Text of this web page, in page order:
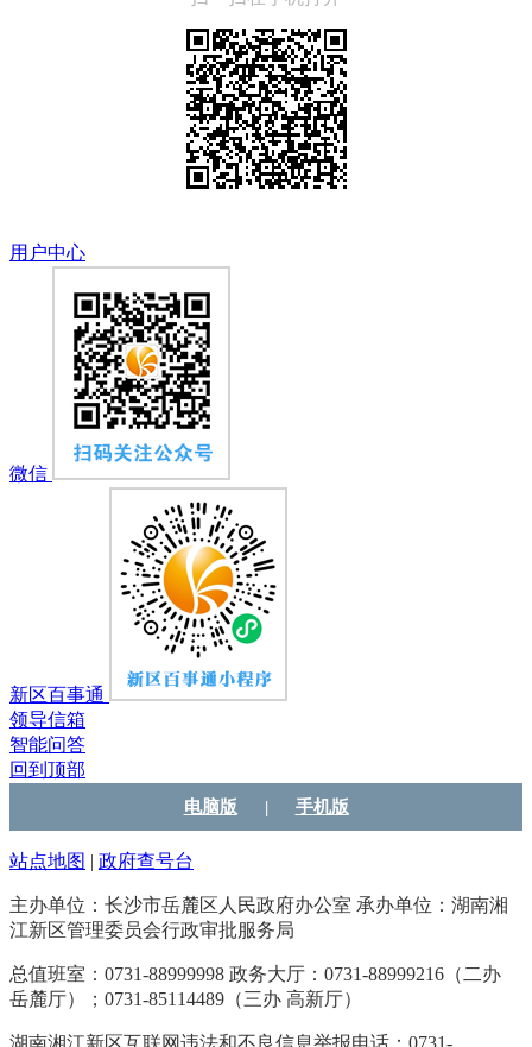
用户中心
微信
新区百事通
领导信箱
智能问答
回到顶部
电脑版 | 手机版
站点地图 | 政府查号台
主办单位：长沙市岳麓区人民政府办公室 承办单位：湖南湘
江新区管理委员会行政审批服务局
总值班室：0731-88999998 政务大厅：0731-88999216（二办
岳麓厅）；0731-85114489（三办 高新厅）
湖南湘江新区互联网违法和不良信息举报电话：0731-